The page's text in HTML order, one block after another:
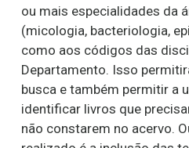
ou mais especialidades da
(micologia, bacteriologia,
como aos códigos das
Departamento. Isso
busca e também permitir a
identificar livros que
não constarem no acervo.